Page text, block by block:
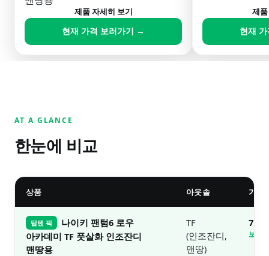
제품 자세히 보기
현재 가격 보러가기 →
제
현재
AT A GLANCE
한눈에 비교
상품 아웃솔 가격
탑텐 픽
나이키 팬텀6 로우
아카데미 TF 풋살화 인조잔디
맨땅용
TF
(인조잔디,
맨땅)
7.3
보러